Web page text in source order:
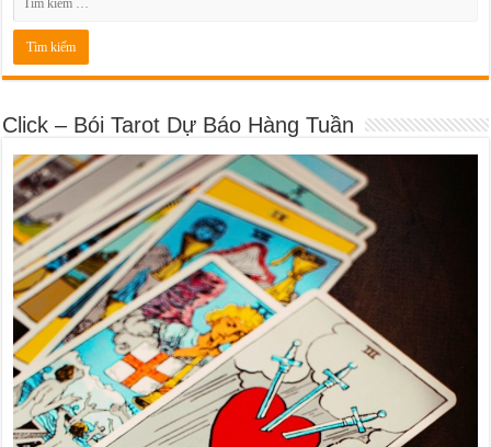
Click – Bói Tarot Dự Báo Hàng Tuần